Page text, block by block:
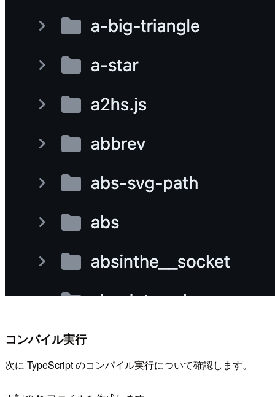
コンパイル実行
次に TypeScript のコンパイル実行について確認します。